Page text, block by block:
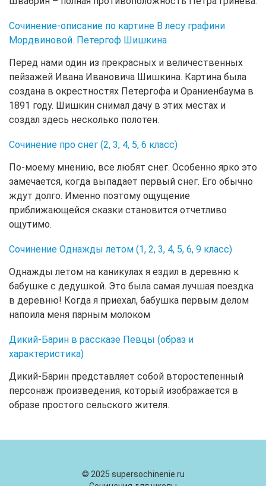
Сочинение-описание по картине В лесу графини
Мордвиновой. Петергоф Шишкина
Перед нами один из прекрасных и величественных
пейзажей Ивана Ивановича Шишкина. Картина была
создана в окрестностях Петергофа и Ораниенбаума в
1891 году. Шишкин снимал дачу в этих местах и
создал здесь несколько полотен.
Сочинение про снег (2, 3, 4, 5, 6 класс)
По-моему мнению, все любят снег. Особенно ярко это
замечается, когда выпадает первый снег. Его обычно
ждут долго. Именно поэтому ощущение
приближающейся сказки становится отчетливо
ощутимо.
Сочинение Однажды летом (1, 2, 3, 4, 5, 6, 9 класс)
Однажды летом на каникулах я ездил в деревню к
бабушке с дедушкой. Это была самая лучшая поездка
в деревню! Когда я приехал, бабушка первым делом
напоила меня парным молоком
Дикий-Барин в рассказе Певцы (образ и
характеристика)
Дикий-Барин представляет собой второстепенный
персонаж произведения, который изображается в
образе простого сельского жителя.
© 2025 supersochinenie.ru